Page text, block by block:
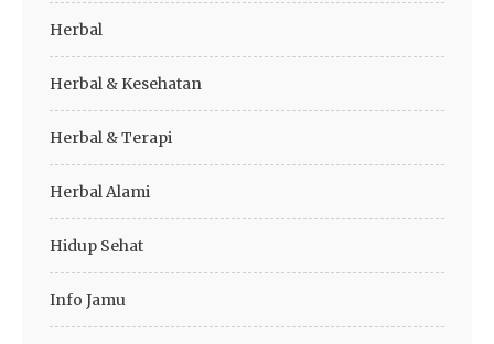
Herbal
Herbal & Kesehatan
Herbal & Terapi
Herbal Alami
Hidup Sehat
Info Jamu